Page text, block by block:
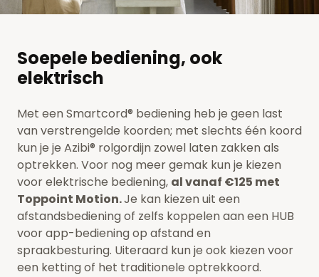
Soepele bediening, ook
elektrisch
Met een Smartcord® bediening heb je geen last
van verstrengelde koorden; met slechts één koord
kun je je Azibi® rolgordijn zowel laten zakken als
optrekken. Voor nog meer gemak kun je kiezen
voor elektrische bediening, al vanaf €125 met
Toppoint Motion.Je kan kiezen uit een
afstandsbediening of zelfs koppelen aan een HUB
voor app-bediening op afstand en
spraakbesturing. Uiteraard kun je ook kiezen voor
een ketting of het traditionele optrekkoord.